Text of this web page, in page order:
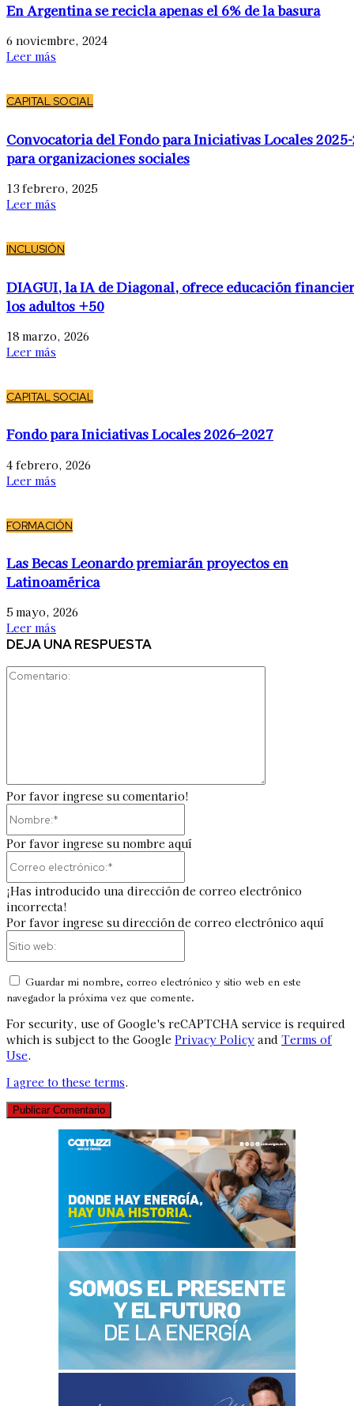
En Argentina se recicla apenas el 6% de la basura
6 noviembre, 2024
Leer más
CAPITAL SOCIAL
Convocatoria del Fondo para Iniciativas Locales
para organizaciones sociales
13 febrero, 2025
Leer más
INCLUSIÓN
DIAGUI, la IA de Diagonal, ofrece educación
los adultos +50
18 marzo, 2026
Leer más
CAPITAL SOCIAL
Fondo para Iniciativas Locales 2026–2027
4 febrero, 2026
Leer más
FORMACIÓN
Las Becas Leonardo premiarán proyectos en
Latinoamérica
5 mayo, 2026
Leer más
DEJA UNA RESPUESTA
Por favor ingrese su comentario!
Por favor ingrese su nombre aquí
¡Has introducido una dirección de correo electrónico
incorrecta!
Por favor ingrese su dirección de correo electrónico aquí
Guardar mi nombre, correo electrónico y sitio web en este
navegador la próxima vez que comente.
For security, use of Google's reCAPTCHA service is required
which is subject to the Google Privacy Policy and Terms of
Use.
I agree to these terms.